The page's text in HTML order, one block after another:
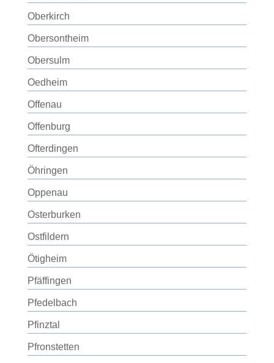
Oberkirch
Obersontheim
Obersulm
Oedheim
Offenau
Offenburg
Ofterdingen
Öhringen
Oppenau
Osterburken
Ostfildern
Ötigheim
Pfäffingen
Pfedelbach
Pfinztal
Pfronstetten